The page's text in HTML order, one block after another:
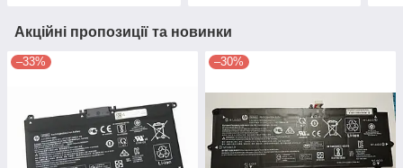
Акційні пропозиції та новинки
–33% –30%